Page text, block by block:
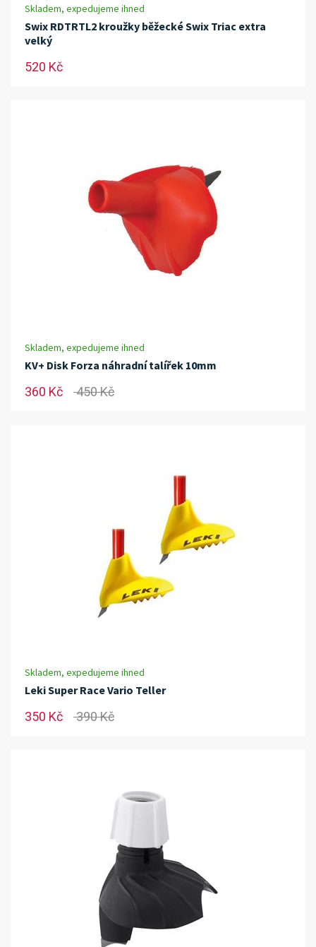
Skladem, expedujeme ihned
Swix RDTRTL2 kroužky běžecké Swix Triac extra
velký
520 Kč
Skladem, expedujeme ihned
KV+ Disk Forza náhradní talířek 10mm
360 Kč 450 Kč
Skladem, expedujeme ihned
Leki Super Race Vario Teller
350 Kč 390 Kč